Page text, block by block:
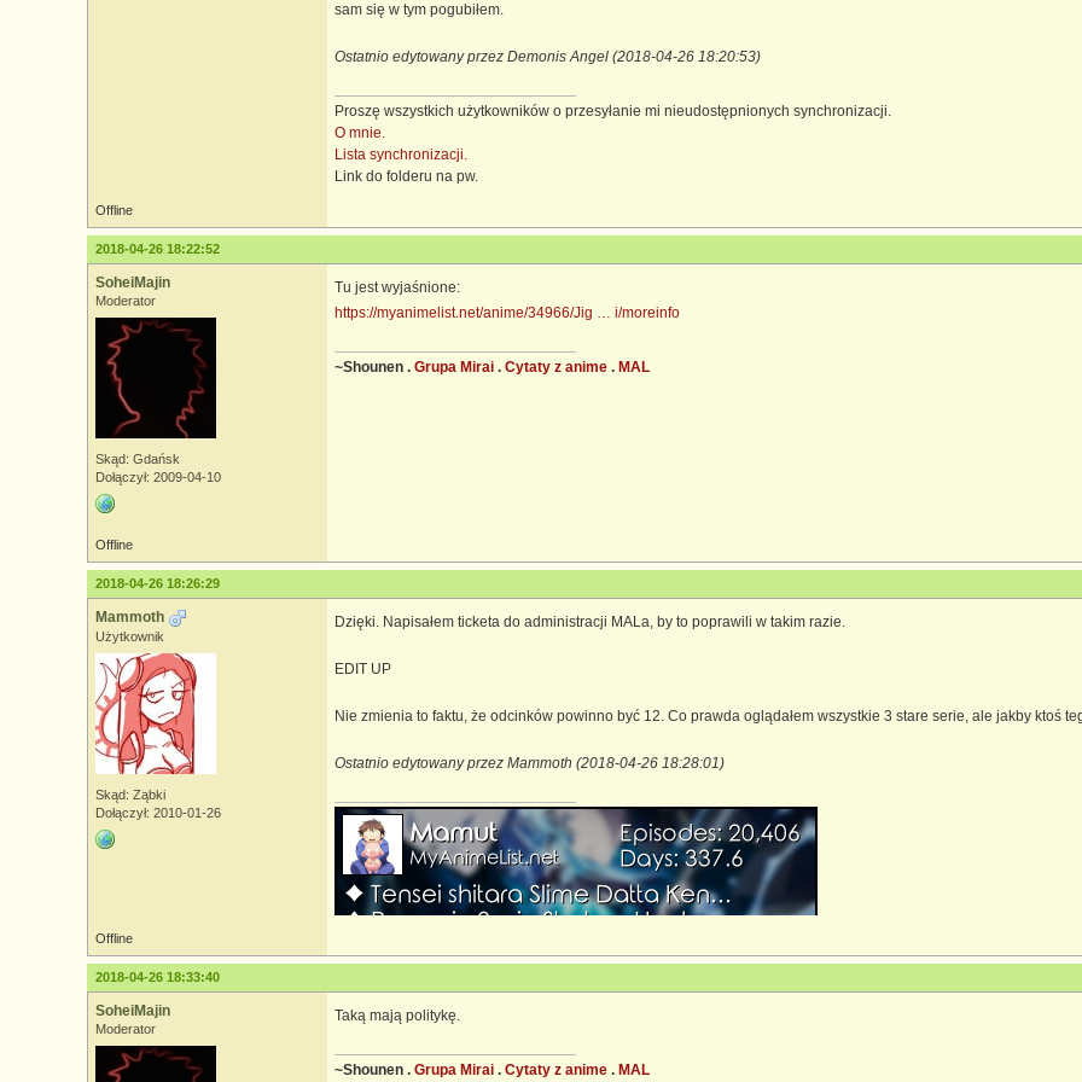
sam się w tym pogubiłem.
Ostatnio edytowany przez Demonis Angel (2018-04-26 18:20:53)
Proszę wszystkich użytkowników o przesyłanie mi nieudostępnionych synchronizacji.
O mnie.
Lista synchronizacji.
Link do folderu na pw.
Offline
2018-04-26 18:22:52
SoheiMajin
Moderator
Skąd: Gdańsk
Dołączył: 2009-04-10
Tu jest wyjaśnione:
https://myanimelist.net/anime/34966/Jig … i/moreinfo
~Shounen . Grupa Mirai . Cytaty z anime . MAL
Offline
2018-04-26 18:26:29
Mammoth
Użytkownik
Skąd: Ząbki
Dołączył: 2010-01-26
Dzięki. Napisałem ticketa do administracji MALa, by to poprawili w takim razie.
EDIT UP
Nie zmienia to faktu, że odcinków powinno być 12. Co prawda oglądałem wszystkie 3 stare serie, ale jakby ktoś
Ostatnio edytowany przez Mammoth (2018-04-26 18:28:01)
Offline
2018-04-26 18:33:40
SoheiMajin
Moderator
Taką mają politykę.
~Shounen . Grupa Mirai . Cytaty z anime . MAL